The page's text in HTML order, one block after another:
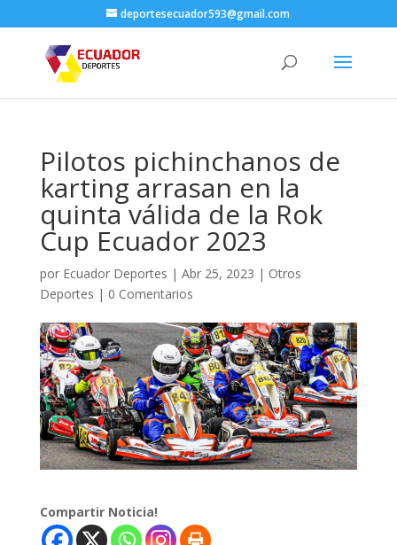
deportesecuador593@gmail.com
Pilotos pichinchanos de
karting arrasan en la
quinta válida de la Rok
Cup Ecuador 2023
por Ecuador Deportes | Abr 25, 2023 | Otros
Deportes | 0 Comentarios
Compartir Noticia!